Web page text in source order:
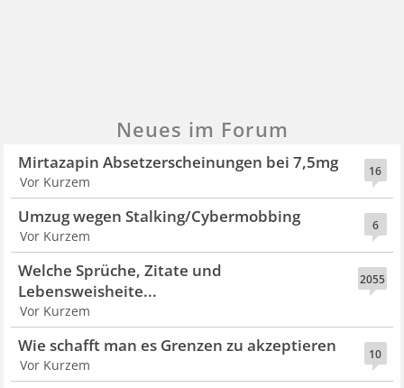
Neues im Forum
16
Mirtazapin Absetzerscheinungen bei 7,5mg
Vor Kurzem
6
Umzug wegen Stalking/Cybermobbing
Vor Kurzem
2055
Welche Sprüche, Zitate und
Lebensweisheite...
Vor Kurzem
10
Wie schafft man es Grenzen zu akzeptieren
Vor Kurzem